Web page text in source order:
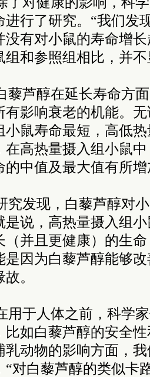
进行了研究。“我们发
没有对小鼠的寿命增
组和参照组相比，并
藜芦醇在延长寿命方
有影响衰老的机能。
小鼠寿命最短，高低
在高热量摄入组小鼠
的中值及最大值有所
究发现，白藜芦醇对
是说，高热量摄入组
（并且更健康）的生
是因为白藜芦醇能够
。
用于人体之前，科学
比如白藜芦醇的安全
乳动物的影响方面，
“对白藜芦醇的类似卡